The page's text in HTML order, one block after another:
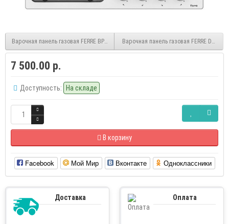
Варочная панель газовая FERRE BP6040 IXDВарочная панель газовая FERRE DMD
7 500.00 р.
Доступность: На складе
В корзину
Facebook Мой Мир Вконтакте Одноклассники
Доставка Оплата